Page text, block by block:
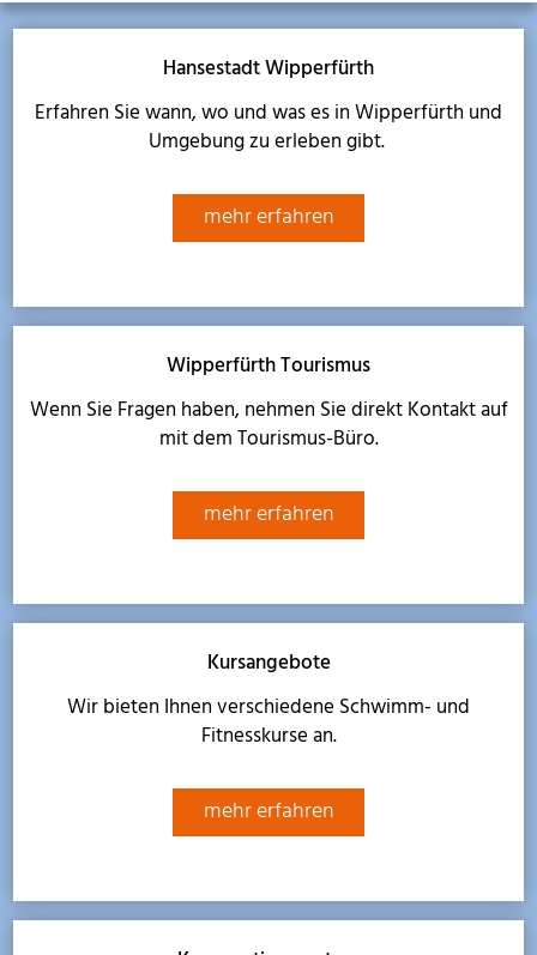
Hansestadt Wipperfürth
Erfahren Sie wann, wo und was es in Wipperfürth und
Umgebung zu erleben gibt.
mehr erfahren
Wipperfürth Tourismus
Wenn Sie Fragen haben, nehmen Sie direkt Kontakt auf
mit dem Tourismus-Büro.
mehr erfahren
Kursangebote
Wir bieten Ihnen verschiedene Schwimm- und
Fitnesskurse an.
mehr erfahren